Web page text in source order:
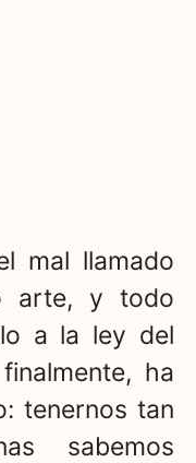
mal llamado
arte, y todo
a la ley del
ha
tenernos tan
sabemos